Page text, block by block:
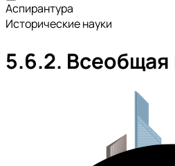
Аспирантура
Исторические науки
5.6.2. Всеобщая